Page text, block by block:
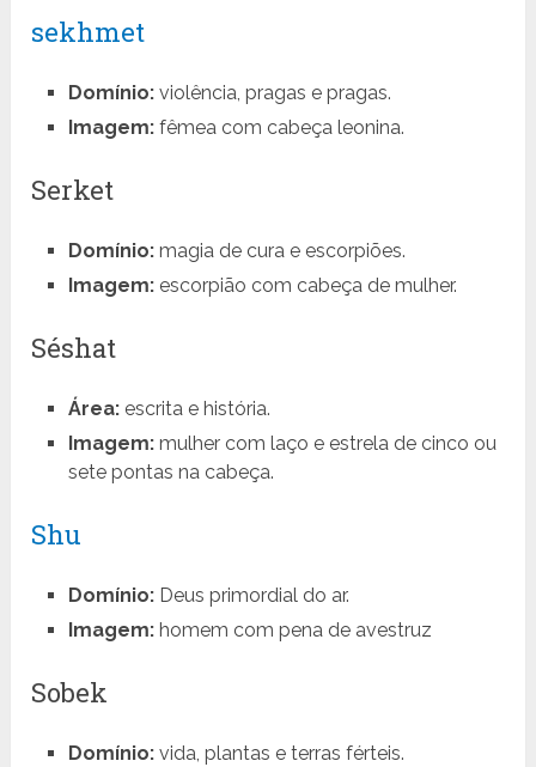
sekhmet
Domínio:violência, pragas e pragas.
Imagem:fêmea com cabeça leonina.
Serket
Domínio:magia de cura e escorpiões.
Imagem:escorpião com cabeça de mulher.
Séshat
Área:escrita e história.
Imagem:mulher com laço e estrela de cinco ou
sete pontas na cabeça.
Shu
Domínio:Deus primordial do ar.
Imagem:homem com pena de avestruz
Sobek
Domínio:vida, plantas e terras férteis.